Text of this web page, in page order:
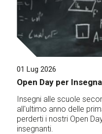
01 Lug 2026
Open Day per
Insegni alle scuole
all'ultimo anno delle
perderti i nostri Open
insegnanti.